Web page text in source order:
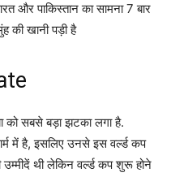
और पाकिस्तान का सामना 7 बार
की खानी पड़ी है
को सबसे बड़ा झटका लगा है.
में है, इसलिए उनसे इस वर्ल्ड कप
थी लेकिन वर्ल्ड कप शुरू होने